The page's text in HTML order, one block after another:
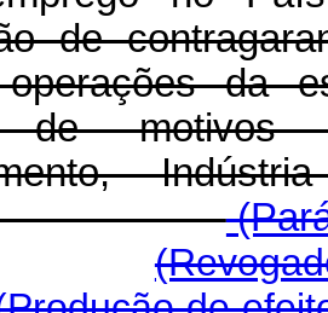
de
da
de motivos